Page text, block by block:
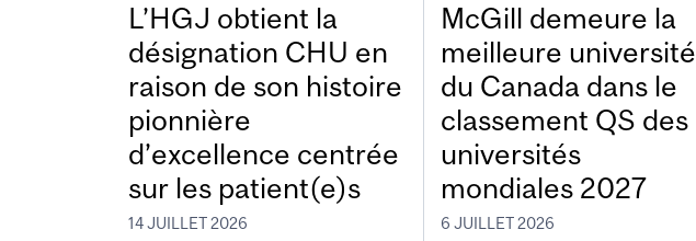
L’HGJ obtient la
désignation CHU en
raison de son histoire
pionnière
d’excellence centrée
sur les patient(e)s
14 JUILLET 2026
McGill demeure la
meilleure université
du Canada dans le
classement QS des
universités
mondiales 2027
6 JUILLET 2026